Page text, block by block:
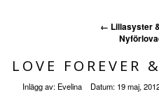
← Lillasyster
LOVE FOREVER
Inlägg av: Evelina Datum: 19 maj,